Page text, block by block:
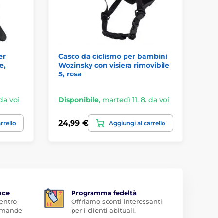
voi
Casco da ciclismo per bambini
Wozinsky con visiera rimovibile
S, rosa
Disponibile, martedì 11. 8. da voi
24,99 € Aggiungi al carrello
Programma fedeltà
Offriamo sconti interessanti
per i clienti abituali.